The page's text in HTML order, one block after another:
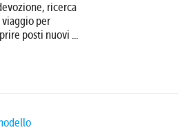
ricerca
viaggio per
posti nuovi ...